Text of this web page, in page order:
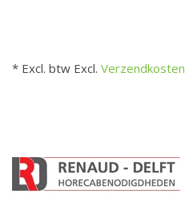
* Excl. btw Excl. Verzendkosten